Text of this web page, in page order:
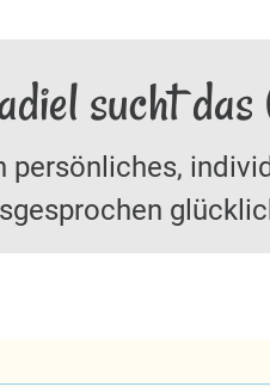
sucht
persönliches,